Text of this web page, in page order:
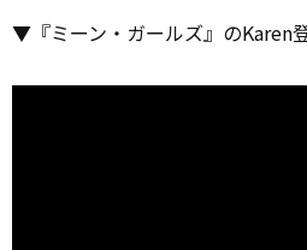
▼『ミーン・ガールズ』のKaren